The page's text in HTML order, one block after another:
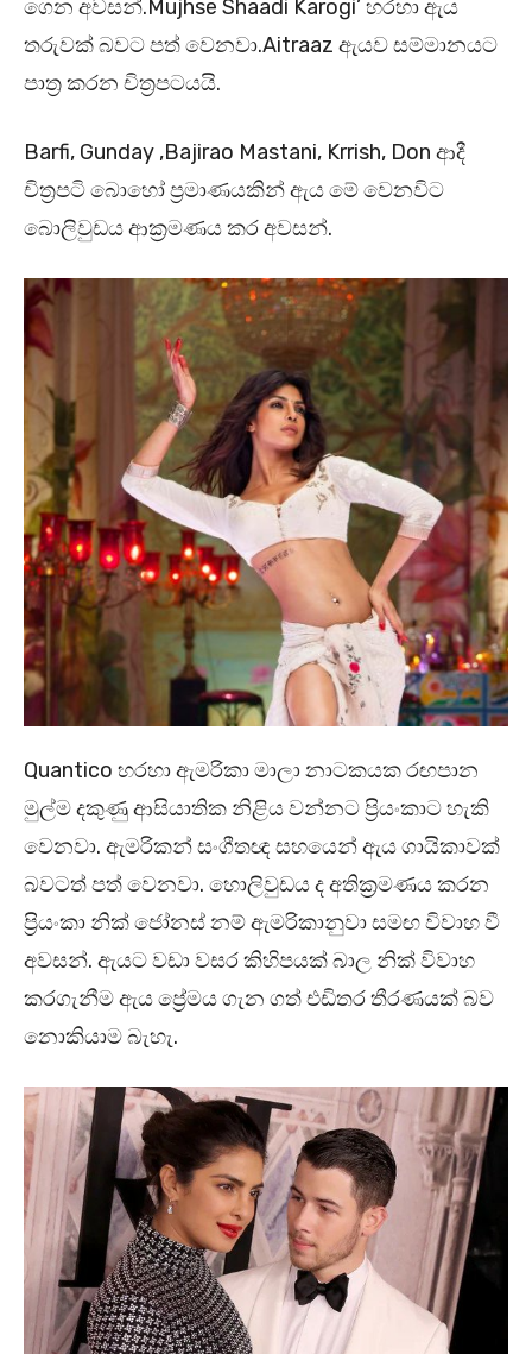
ගෙන අවසන්.Mujhse Shaadi Karogi’ හරහා ඇය
තරුවක් බවට පත් වෙනවා.Aitraaz ඇයව සම්මානයට
පාත්‍ර කරන චිත්‍රපටයයි.
Barfi, Gunday ,Bajirao Mastani, Krrish, Don ආදී
චිත්‍රපටි බොහෝ ප්‍රමාණයකින් ඇය මේ වෙනවිට
බොලිවුඩය ආක්‍රමණය කර අවසන්.
Quantico හරහා ඇමරිකා මාලා නාටකයක රඟපාන
මුල්ම දකුණු ආසියාතික නිළිය වන්නට ප්‍රියංකාට හැකි
වෙනවා. ඇමරිකන් සංගීතඥ සහයෙන් ඇය ගායිකාවක්
බවටත් පත් වෙනවා. හොලිවුඩය ද අතික්‍රමණය කරන
ප්‍රියංකා නික් ජෝනස් නම් ඇමරිකානුවා සමඟ විවාහ වී
අවසන්. ඇයට වඩා වසර කිහිපයක් බාල නික් විවාහ
කරගැනීම ඇය ප්‍රේමය ගැන ගත් එඩිතර තීරණයක් බව
නොකියාම බැහැ.